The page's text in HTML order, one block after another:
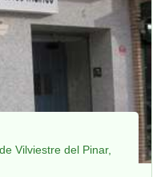
Vilviestre del Pinar,